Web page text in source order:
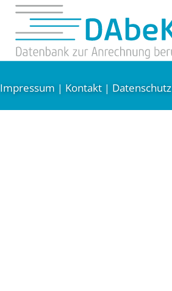
Impressum | Kontakt | Datenschutz